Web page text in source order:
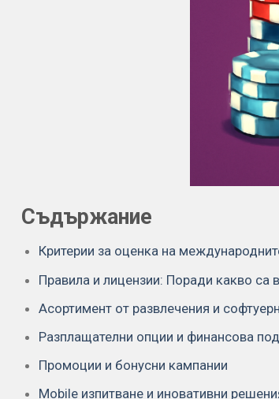
Съдържание
Критерии за оценка на
Правила и лицензии: Поради какво са
Асортимент от развлечения и
Разплащателни опции и финансова
Промоции и бонусни кампании
Mobile изпитване и иновативни